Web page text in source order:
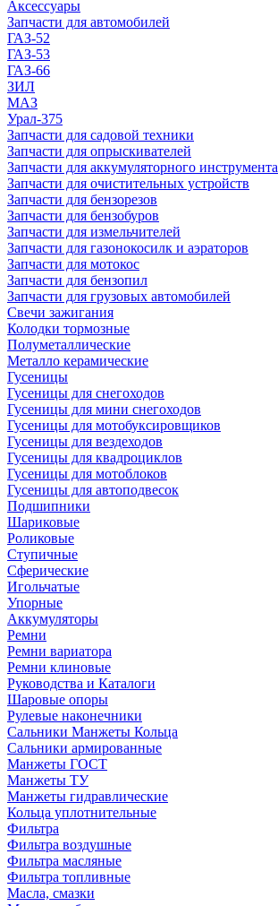
Аксессуары
Запчасти для автомобилей
ГАЗ-52
ГАЗ-53
ГАЗ-66
ЗИЛ
МАЗ
Урал-375
Запчасти для садовой техники
Запчасти для опрыскивателей
Запчасти для аккумуляторного инструмента
Запчасти для очистительных устройств
Запчасти для бензорезов
Запчасти для бензобуров
Запчасти для измельчителей
Запчасти для газонокосилк и аэраторов
Запчасти для мотокос
Запчасти для бензопил
Запчасти для грузовых автомобилей
Свечи зажигания
Колодки тормозные
Полуметаллические
Металло керамические
Гусеницы
Гусеницы для снегоходов
Гусеницы для мини снегоходов
Гусеницы для мотобуксировщиков
Гусеницы для вездеходов
Гусеницы для квадроциклов
Гусеницы для мотоблоков
Гусеницы для автоподвесок
Подшипники
Шариковые
Роликовые
Ступичные
Сферические
Игольчатые
Упорные
Аккумуляторы
Ремни
Ремни вариатора
Ремни клиновые
Руководства и Каталоги
Шаровые опоры
Рулевые наконечники
Сальники Манжеты Кольца
Сальники армированные
Манжеты ГОСТ
Манжеты ТУ
Манжеты гидравлические
Кольца уплотнительные
Фильтра
Фильтра воздушные
Фильтра масляные
Фильтра топливные
Масла, смазки